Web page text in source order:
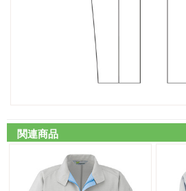
関連商品